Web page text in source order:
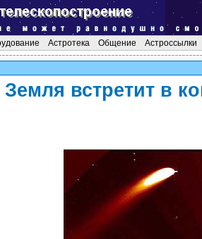
Астротека Общение Астроссылки
встретит в